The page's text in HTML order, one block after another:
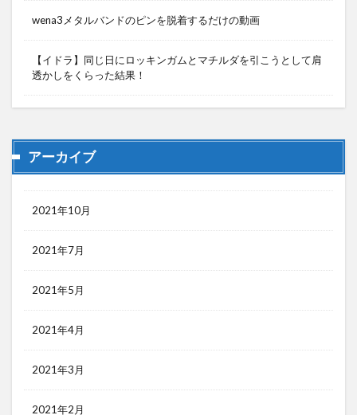
wena3メタルバンドのピンを脱着するだけの動画
【イドラ】同じ日にロッキンガムとマチルダを引こうとして肩
透かしをくらった結果！
アーカイブ
2021年10月
2021年7月
2021年5月
2021年4月
2021年3月
2021年2月